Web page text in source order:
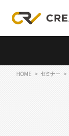
HOME セミナー